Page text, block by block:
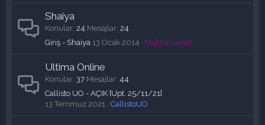
Shaiya
Konular 24 Mesajlar 24
Giriş - Shaiya 13 Ocak 2014 Makromarket
Ultima Online
Konular 37 Mesajlar 44
Callisto UO - AÇIK [Upt. 25/11/21]
13 Temmuz 2021
CallistoUO